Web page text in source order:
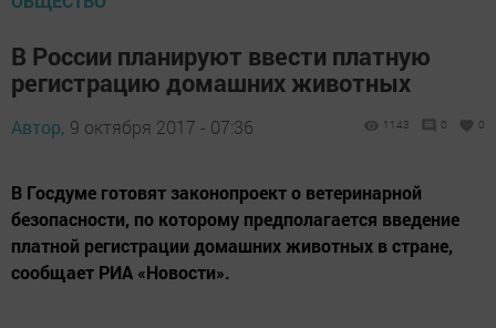
В России планируют ввести платную
регистрацию домашних животных
Автор, 9 октября 2017 - 07:36 1143 0 0
В Госдуме готовят законопроект о ветеринарной
безопасности, по которому предполагается введение
платной регистрации домашних животных в стране,
сообщает РИА «Новости».